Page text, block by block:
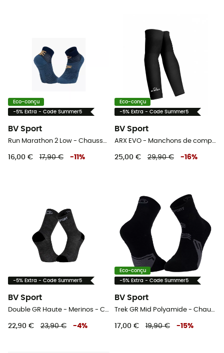
Eco-conçu
-5% Extra - Code Summer5
BV Sport
Run Marathon 2 Low - Chaussettes running
16,00 € 17,90 € -11 %
Eco-conçu
-5% Extra - Code Summer5
BV Sport
ARX EVO - Manchons de compression
25,00 € 29,90 € -16%
-5% Extra - Code Summer5
BV Sport
Double GR Haute - Merinos - Chaussettes randonnée
22,90 € 23,90 € -4%
Eco-conçu
-5% Extra - Code Summer5
BV Sport
Trek GR Mid Polyamide - Chaussettes randonnée
17,00 € 19,90 € -15%